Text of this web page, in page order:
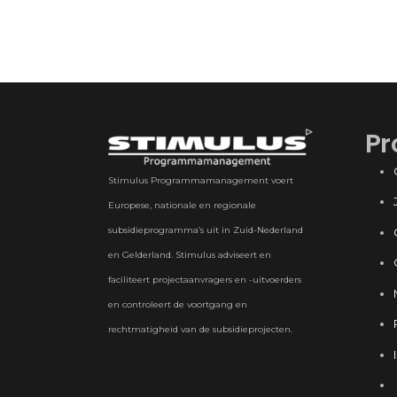
Stimulus Programmamanagement voert
Europese, nationale en regionale
subsidieprogramma’s uit in Zuid-Nederland
en Gelderland. Stimulus adviseert en
faciliteert projectaanvragers en -uitvoerders
en controleert de voortgang en
rechtmatigheid van de subsidieprojecten.